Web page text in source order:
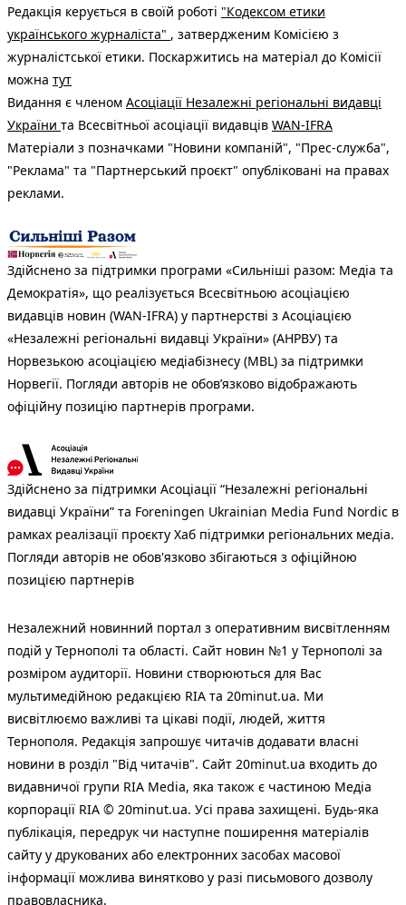
Редакція керується в своїй роботі "Кодексом етики
українського журналіста" , затвердженим Комісією з
журналістської етики. Поскаржитись на матеріал до Комісії
можна тут
Видання є членом Асоціації Незалежні регіональні видавці
України та Всесвітньої асоціації видавців WAN-IFRA
Матеріали з позначками "Новини компаній", "Прес-служба",
"Реклама" та "Партнерський проєкт" опубліковані на правах
реклами.
Здійснено за підтримки програми «Сильніші разом: Медіа та
Демократія», що реалізується Всесвітньою асоціацією
видавців новин (WAN-IFRA) у партнерстві з Асоціацією
«Незалежні регіональні видавці України» (АНРВУ) та
Норвезькою асоціацією медіабізнесу (MBL) за підтримки
Норвегії. Погляди авторів не обов’язково відображають
офіційну позицію партнерів програми.
Здійснено за підтримки Асоціації “Незалежні регіональні
видавці України” та Foreningen Ukrainian Media Fund Nordic в
рамках реалізації проєкту Хаб підтримки регіональних медіа.
Погляди авторів не обов'язково збігаються з офіційною
позицією партнерів
Незалежний новинний портал з оперативним висвітленням
подій у Тернополі та області. Сайт новин №1 у Тернополі за
розміром аудиторії. Новини створюються для Вас
мультимедійною редакцією RIA та 20minut.ua. Ми
висвітлюємо важливі та цікаві події, людей, життя
Тернополя. Редакція запрошує читачів додавати власні
новини в розділ "Від читачів". Сайт 20minut.ua входить до
видавничої групи RIA Media, яка також є частиною Медіа
корпорації RIA © 20minut.ua. Усі права захищені. Будь-яка
публiкацiя, передрук чи наступне поширення матеріалів
сайту у друкованих або електронних засобах масової
інформації можлива винятково у разі письмового дозволу
правовласника.